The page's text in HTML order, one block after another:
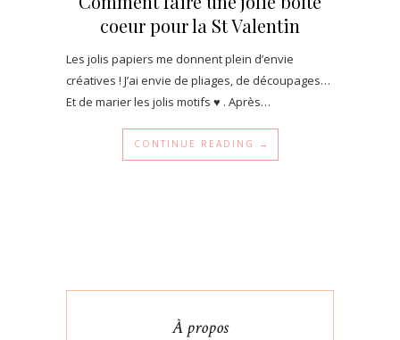
coeur pour la St Valentin
Les jolis papiers me donnent plein d’envie
créatives ! J’ai envie de pliages, de découpages…
Et de marier les jolis motifs ♥ . Après…
CONTINUE READING →
À propos